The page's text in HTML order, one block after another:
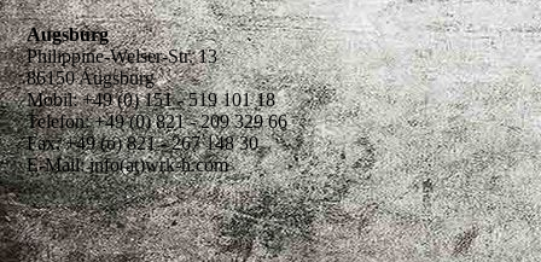
Augsburg
Philippine-Welser-Str. 13
86150 Augsburg
Mobil: +49 (0) 151 - 519 101 18
Telefon: +49 (0) 821 - 209 329 66
Fax: +49 (o) 821 - 267 148 30
E-Mail: info(at)wrk-h.com